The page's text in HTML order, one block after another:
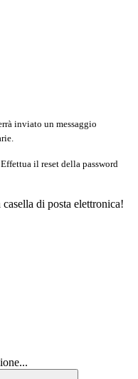
inviato un messaggio
il reset della password
di posta elettronica!